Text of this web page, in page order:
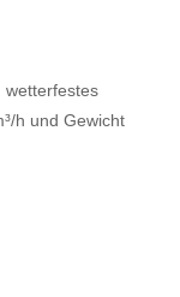
wetterfestes
h und Gewicht